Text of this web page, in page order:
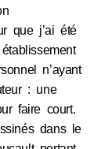
que j’ai été
n’ayant
: une
faire court.
dans le